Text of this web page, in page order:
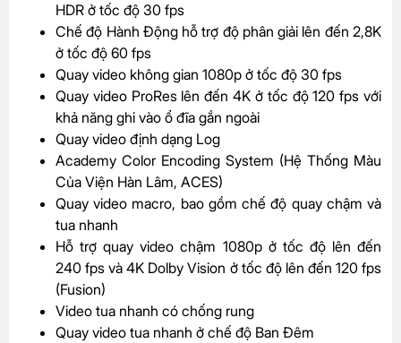
HDR ở tốc độ 30 fps
Chế độ Hành Động hỗ trợ độ phân giải lên đến 2,8K
ở tốc độ 60 fps
Quay video không gian 1080p ở tốc độ 30 fps
Quay video ProRes lên đến 4K ở tốc độ 120 fps với
khả năng ghi vào ổ đĩa gắn ngoài
Quay video định dạng Log
Academy Color Encoding System (Hệ Thống Màu
Của Viện Hàn Lâm, ACES)
Quay video macro, bao gồm chế độ quay chậm và
tua nhanh
Hỗ trợ quay video chậm 1080p ở tốc độ lên đến
240 fps và 4K Dolby Vision ở tốc độ lên đến 120 fps
(Fusion)
Video tua nhanh có chống rung
Quay video tua nhanh ở chế độ Ban Đêm